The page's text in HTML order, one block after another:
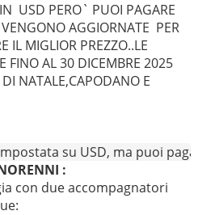
USD PERO` PUOI PAGARE
AGGIORNATE PER
IL MIGLIOR PREZZO..LE
FINO AL 30 DICEMBRE 2025
NATALE,CAPODANO E
su USD, ma puoi
:
con due accompagnatori